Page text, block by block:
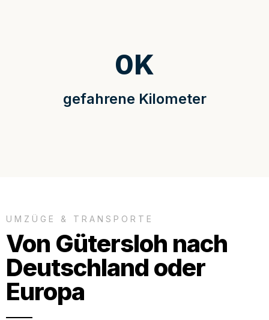
gefahrene Kilometer
0K
UMZÜGE & TRANSPORTE
Von Gütersloh nach
Deutschland oder
Europa